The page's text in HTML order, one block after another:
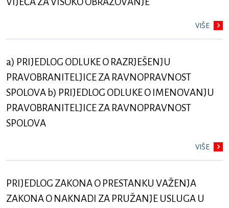
VIŠE
a) PRIJEDLOG ODLUKE O RAZRJEŠENJU
PRAVOBRANITELJICE ZA RAVNOPRAVNOST
SPOLOVA b) PRIJEDLOG ODLUKE O IMENOVANJU
PRAVOBRANITELJICE ZA RAVNOPRAVNOST
SPOLOVA
VIŠE
PRIJEDLOG ZAKONA O PRESTANKU VAŽENJA
ZAKONA O NAKNADI ZA PRUŽANJE USLUGA U